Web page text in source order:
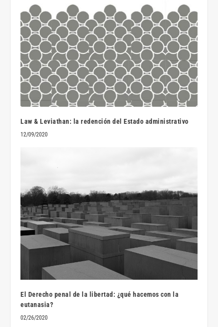
Law & Leviathan: la redención del Estado administrativo
12/09/2020
El Derecho penal de la libertad: ¿qué hacemos con la
eutanasia?
02/26/2020